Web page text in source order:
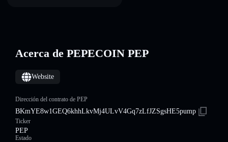
Acerca de PEPECOIN PEP
Website
Dirección del contrato de PEP
BKmYE8w1GEQ6khhLkvMj4ULvV4Gq7zLfJZSgsHE5pump
Ticker
PEP
Estado